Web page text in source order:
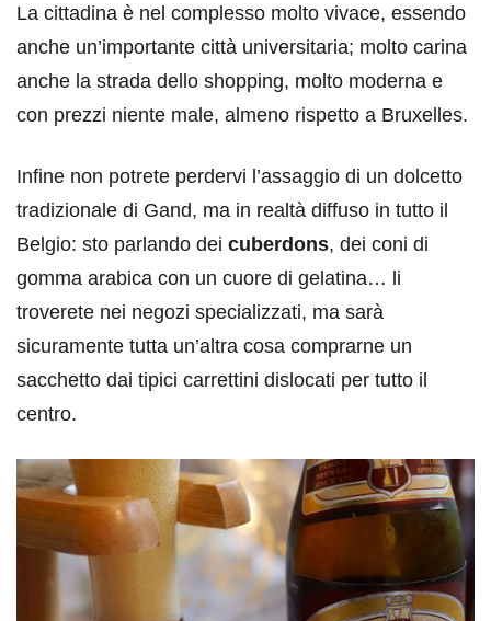
La cittadina è nel complesso molto vivace, essendo
anche un’importante città universitaria; molto carina
anche la strada dello shopping, molto moderna e
con prezzi niente male, almeno rispetto a Bruxelles.
Infine non potrete perdervi l’assaggio di un dolcetto
tradizionale di Gand, ma in realtà diffuso in tutto il
Belgio: sto parlando dei cuberdons, dei coni di
gomma arabica con un cuore di gelatina… li
troverete nei negozi specializzati, ma sarà
sicuramente tutta un’altra cosa comprarne un
sacchetto dai tipici carrettini dislocati per tutto il
centro.